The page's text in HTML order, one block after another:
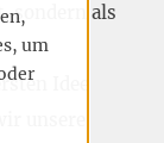
um
sondern als
Idee
unsere